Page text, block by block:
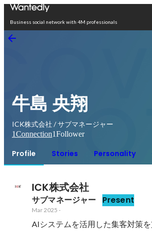
Business social network with 4M professionals
牛島 央翔
ICK株式会社 / サブマネージャー
1Connection1Follower
Profile Stories Personality
ICK株式会社
サブマネージャー Present
Mar 2025 -
AIシステムを活用した集客対策を